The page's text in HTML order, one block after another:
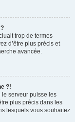
trop de termes
d’être plus précis et
avancée.
?!
le serveur puisse les
plus précis dans les
lesquels vous souhaitez